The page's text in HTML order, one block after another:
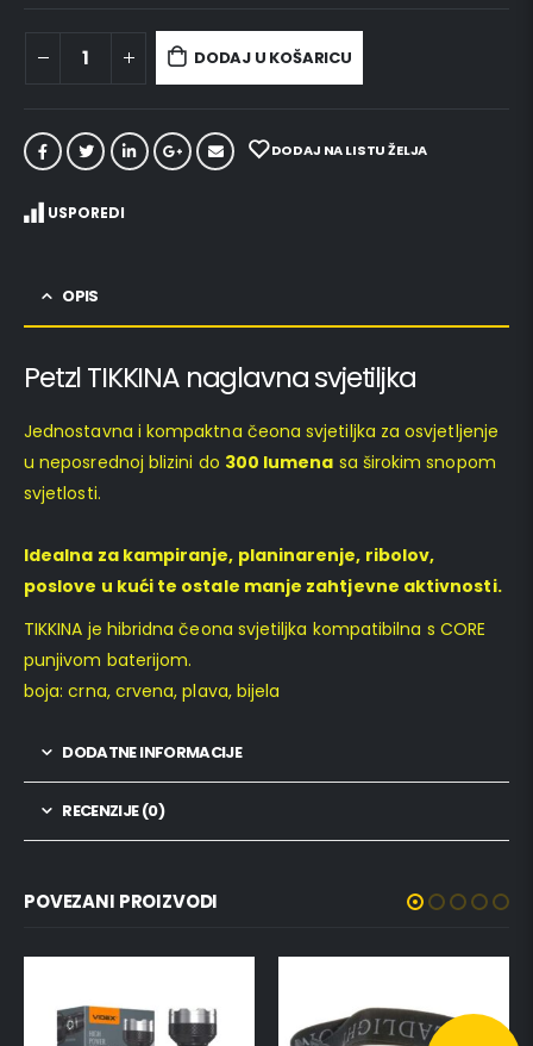
DODAJ U KOŠARICU
DODAJ NA LISTU ŽELJA
USPOREDI
OPIS
Petzl TIKKINA naglavna svjetiljka
Jednostavna i kompaktna čeona svjetiljka za osvjetljenje
u neposrednoj blizini do 300 lumena sa širokim snopom
svjetlosti.
Idealna za kampiranje, planinarenje, ribolov,
poslove u kući te ostale manje zahtjevne aktivnosti.
TIKKINA je hibridna čeona svjetiljka kompatibilna s CORE
punjivom baterijom.
boja: crna, crvena, plava, bijela
DODATNE INFORMACIJE
RECENZIJE (0)
POVEZANI PROIZVODI